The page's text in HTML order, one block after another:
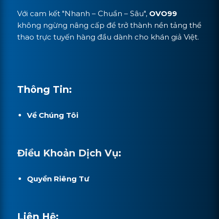
Với cam kết "Nhanh – Chuẩn – Sâu", OVO99
không ngừng nâng cấp để trở thành nền tảng thể
thao trực tuyến hàng đầu dành cho khán giả Việt.
Thông Tin:
Về Chúng Tôi
Điều Khoản Dịch Vụ:
Quyền Riêng Tư
Liên Hệ: